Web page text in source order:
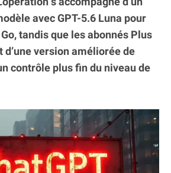
avec GPT-5.6 Luna pour
tandis que les abonnés Plus
version améliorée de
contrôle plus fin du niveau de